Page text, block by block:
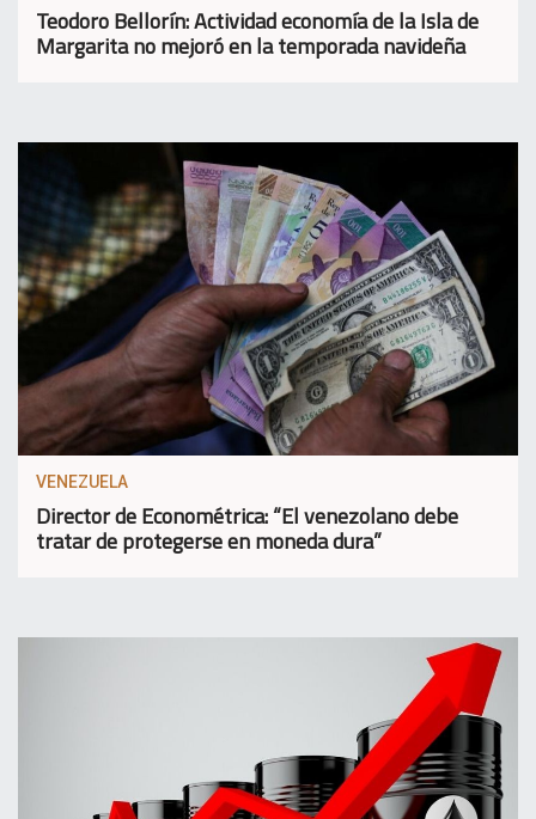
Teodoro Bellorín: Actividad economía de la Isla de
Margarita no mejoró en la temporada navideña
VENEZUELA
Director de Econométrica: “El venezolano debe
tratar de protegerse en moneda dura”